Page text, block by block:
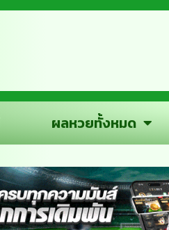
ผลหวยทั้งหมด